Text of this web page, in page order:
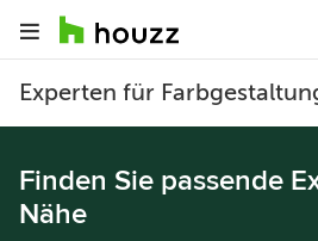
Experten für
Finden Sie passende
Nähe